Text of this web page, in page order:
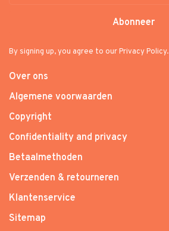
Abonneer
By signing up, you agree to our Privacy Policy.
Over ons
Algemene voorwaarden
Copyright
Confidentiality and privacy
Betaalmethoden
Verzenden & retourneren
Klantenservice
Sitemap